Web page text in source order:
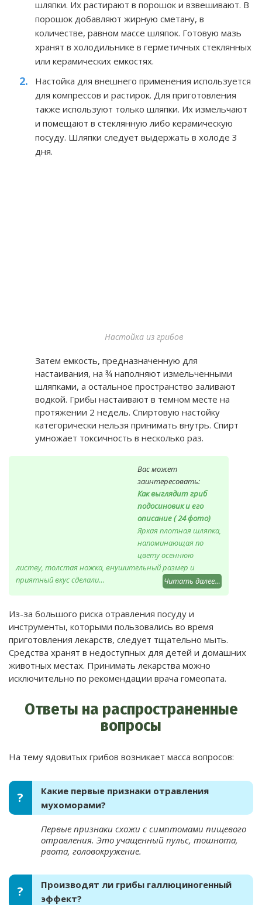
шляпки. Их растирают в порошок и взвешивают. В
порошок добавляют жирную сметану, в
количестве, равном массе шляпок. Готовую мазь
хранят в холодильнике в герметичных стеклянных
или керамических емкостях.
Настойка для внешнего применения используется
для компрессов и растирок. Для приготовления
также используют только шляпки. Их измельчают
и помещают в стеклянную либо керамическую
посуду. Шляпки следует выдержать в холоде 3
дня.
Настойка из грибов
Затем емкость, предназначенную для
настаивания, на ¾ наполняют измельченными
шляпками, а остальное пространство заливают
водкой. Грибы настаивают в темном месте на
протяжении 2 недель. Спиртовую настойку
категорически нельзя принимать внутрь. Спирт
умножает токсичность в несколько раз.
Вас может
заинтересовать:
Как выглядит гриб
подосиновик и его
описание ( 24 фото)
Яркая плотная шляпка,
напоминающая по
цвету осеннюю
листву, толстая ножка, внушительный размер и
приятный вкус сделали…
Читать далее…
Из-за большого риска отравления посуду и
инструменты, которыми пользовались во время
приготовления лекарств, следует тщательно мыть.
Средства хранят в недоступных для детей и домашних
животных местах. Принимать лекарства можно
исключительно по рекомендации врача гомеопата.
Oтвeты нa pacпpocтpaнeнныe
вoпpocы
На тему ядовитых грибов возникает масса вопросов:
Какие первые признаки отравления
мухоморами?
Первые признаки схожи с симптомами пищевого
отравления. Это учащенный пульс, тошнота,
рвота, головокружение.
Производят ли грибы галлюциногенный
эффект?